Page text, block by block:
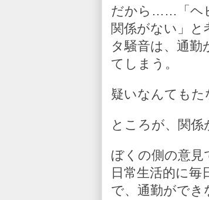
だから……「ヘ
関係がない」と
タ騒音は、通勤
てしまう。
疑いなんてもた
ところが、関係
ぼくの側の意見
日常生活的に
で、通勤ができ